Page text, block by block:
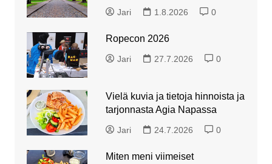
Jari 1.8.2026 0
Ropecon 2026
Jari 27.7.2026 0
Vielä kuvia ja tietoja hinnoista ja
tarjonnasta Agia Napassa
Jari 24.7.2026 0
Miten meni viimeiset